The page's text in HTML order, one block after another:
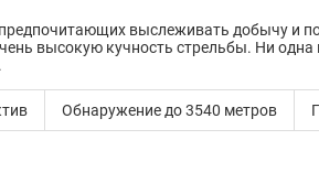
выслеживать добычу и
высокую кучность стрельбы. Ни одна
Обнаружение до 3540 метров